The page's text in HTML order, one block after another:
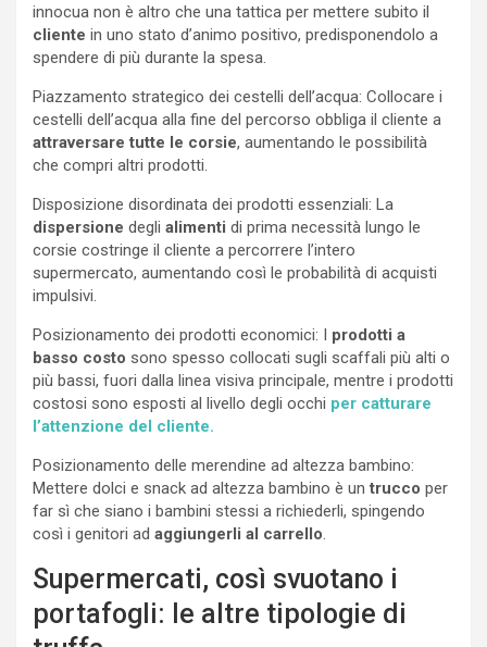
innocua non è altro che una tattica per mettere subito il
cliente in uno stato d’animo positivo, predisponendolo a
spendere di più durante la spesa.
Piazzamento strategico dei cestelli dell’acqua: Collocare i
cestelli dell’acqua alla fine del percorso obbliga il cliente a
attraversare tutte le corsie, aumentando le possibilità
che compri altri prodotti.
Disposizione disordinata dei prodotti essenziali: La
dispersione degli alimenti di prima necessità lungo le
corsie costringe il cliente a percorrere l’intero
supermercato, aumentando così le probabilità di acquisti
impulsivi.
Posizionamento dei prodotti economici: I prodotti a
basso costo sono spesso collocati sugli scaffali più alti o
più bassi, fuori dalla linea visiva principale, mentre i prodotti
costosi sono esposti al livello degli occhi per catturare
l’attenzione del cliente.
Posizionamento delle merendine ad altezza bambino:
Mettere dolci e snack ad altezza bambino è untrucco per
far sì che siano i bambini stessi a richiederli, spingendo
così i genitori ad aggiungerli al carrello.
Supermercati, così svuotano i
portafogli: le altre tipologie di